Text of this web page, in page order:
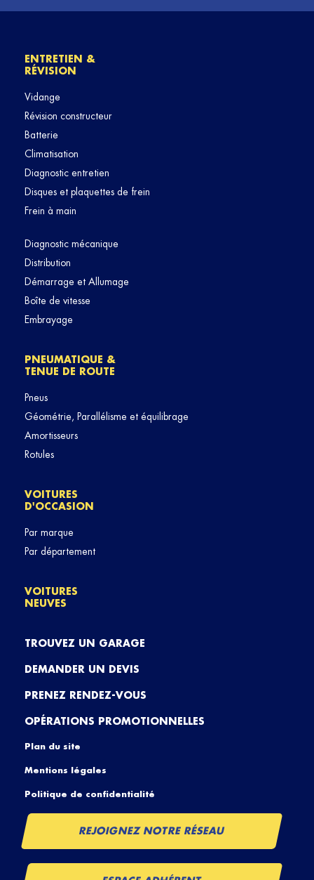
ENTRETIEN &
RÉVISION
Vidange
Révision constructeur
Batterie
Climatisation
Diagnostic entretien
Disques et plaquettes de frein
Frein à main
Diagnostic mécanique
Distribution
Démarrage et Allumage
Boîte de vitesse
Embrayage
PNEUMATIQUE &
TENUE DE ROUTE
Pneus
Géométrie, Parallélisme et équilibrage
Amortisseurs
Rotules
VOITURES
D'OCCASION
Par marque
Par département
VOITURES
NEUVES
TROUVEZ UN GARAGE
DEMANDER UN DEVIS
PRENEZ RENDEZ-VOUS
OPÉRATIONS PROMOTIONNELLES
Plan du site
Mentions légales
Politique de confidentialité
REJOIGNEZ NOTRE RÉSEAU